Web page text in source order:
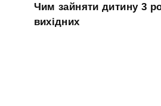
Чим зайняти дитину 3
вихідних